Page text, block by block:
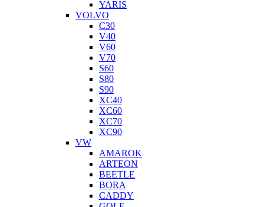
YARIS
VOLVO
C30
V40
V60
V70
S60
S80
S90
XC40
XC60
XC70
XC90
VW
AMAROK
ARTEON
BEETLE
BORA
CADDY